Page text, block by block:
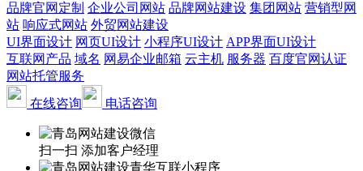
品牌官网定制 企业公司网站 品牌网站建设 集团网站 营销型网
站 响应式网站 外贸网站建设
UI界面设计 网页UI设计 小程序UI设计 APP界面UI设计
互联网产品 域名 网易企业邮箱 云主机 服务器 百度官网认证
网站托管服务
在线咨询
电话咨询
扫一扫 添加客户经理